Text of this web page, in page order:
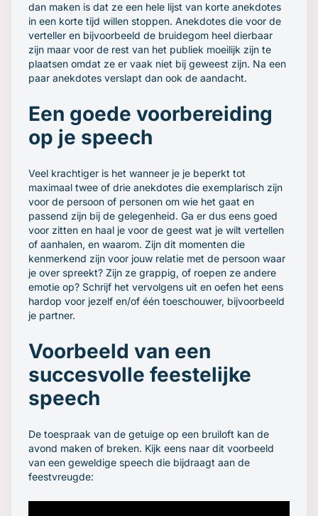
dan maken is dat ze een hele lijst van korte anekdotes
in een korte tijd willen stoppen. Anekdotes die voor de
verteller en bijvoorbeeld de bruidegom heel dierbaar
zijn maar voor de rest van het publiek moeilijk zijn te
plaatsen omdat ze er vaak niet bij geweest zijn. Na een
paar anekdotes verslapt dan ook de aandacht.
Een goede voorbereiding
op je speech
Veel krachtiger is het wanneer je je beperkt tot
maximaal twee of drie anekdotes die exemplarisch zijn
voor de persoon of personen om wie het gaat en
passend zijn bij de gelegenheid. Ga er dus eens goed
voor zitten en haal je voor de geest wat je wilt vertellen
of aanhalen, en waarom. Zijn dit momenten die
kenmerkend zijn voor jouw relatie met de persoon waar
je over spreekt? Zijn ze grappig, of roepen ze andere
emotie op? Schrijf het vervolgens uit en oefen het eens
hardop voor jezelf en/of één toeschouwer, bijvoorbeeld
je partner.
Voorbeeld van een
succesvolle feestelijke
speech
De toespraak van de getuige op een bruiloft kan de
avond maken of breken. Kijk eens naar dit voorbeeld
van een geweldige speech die bijdraagt aan de
feestvreugde: